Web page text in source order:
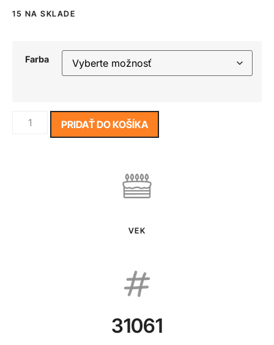
15 NA SKLADE
Farba
PRIDAŤ DO KOŠÍKA
VEK
31061